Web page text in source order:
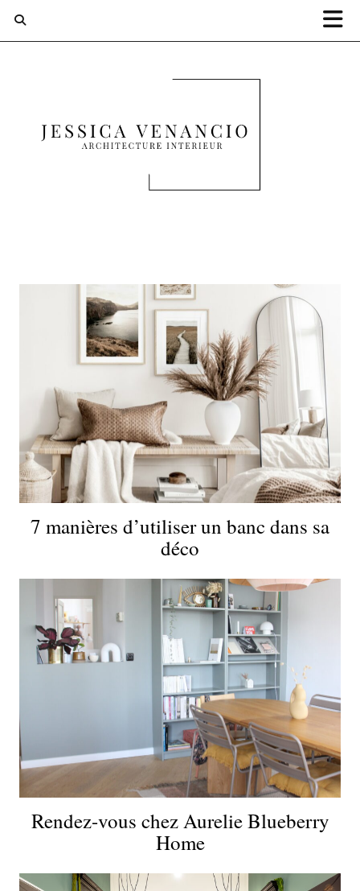
7 manières d’utiliser un banc dans sa
déco
Rendez-vous chez Aurelie Blueberry
Home